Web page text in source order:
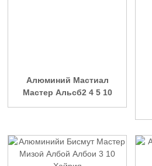
Алюминий Мастиал
Мастер Альсб2 4 5 10